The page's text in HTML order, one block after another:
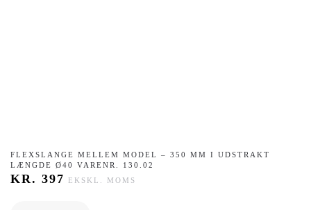
FLEXSLANGE MELLEM MODEL – 350 MM I UDSTRAKT
LÆNGDE Ø40 VARENR. 130.02
KR. 397 EKSKL. MOMS